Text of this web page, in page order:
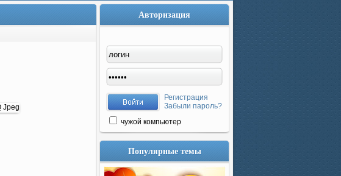
Авторизация
Регистрация
Забыли пароль?
чужой компьютер
Популярные темы